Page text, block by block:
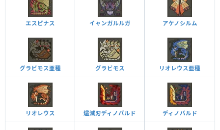
エスピナス イャンガルルガ アケノシルム
グラビモス亜種 グラビモス リオレウス亜種
リオレウス 燼滅刃ディノバルド ディノバルド